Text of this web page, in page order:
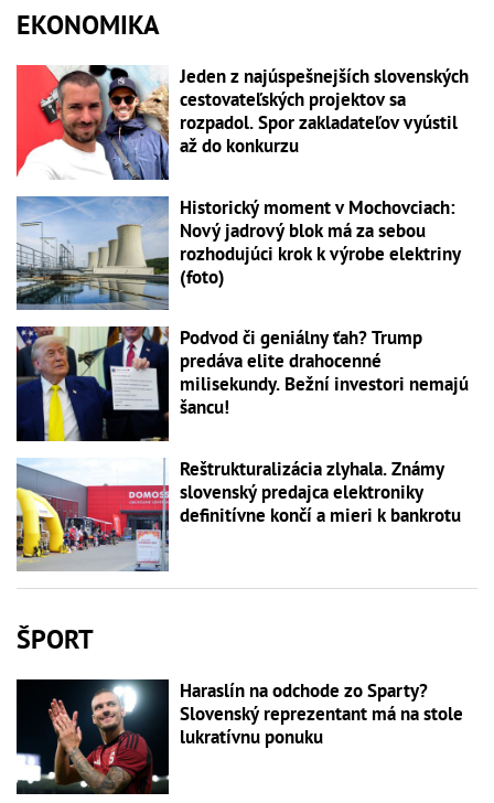
EKONOMIKA
Jeden z najúspešnejších slovenských
cestovateľských projektov sa
rozpadol. Spor zakladateľov vyústil
až do konkurzu
Historický moment v Mochovciach:
Nový jadrový blok má za sebou
rozhodujúci krok k výrobe elektriny
(foto)
Podvod či geniálny ťah? Trump
predáva elite drahocenné
milisekundy. Bežní investori nemajú
šancu!
Reštrukturalizácia zlyhala. Známy
slovenský predajca elektroniky
definitívne končí a mieri k bankrotu
ŠPORT
Haraslín na odchode zo Sparty?
Slovenský reprezentant má na stole
lukratívnu ponuku